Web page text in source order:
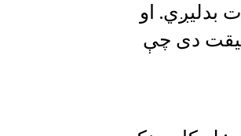
بدلیږي. او
دی چې